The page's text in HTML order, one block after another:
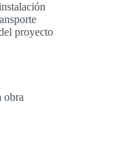
proyecto
obra